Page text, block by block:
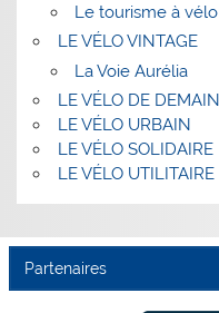
Le tourisme à vélo
LE VÉLO VINTAGE
La Voie Aurélia
LE VÉLO DE DEMAIN
LE VÉLO URBAIN
LE VÉLO SOLIDAIRE
LE VÉLO UTILITAIRE
Partenaires